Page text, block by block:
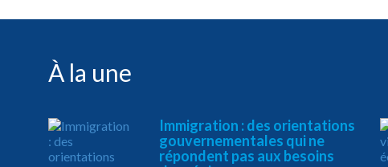
À la une
Immigration : des orientations
gouvernementales qui ne
répondent pas aux besoins